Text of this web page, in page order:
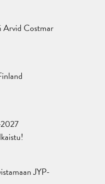
Arvid Costmar
JYP-